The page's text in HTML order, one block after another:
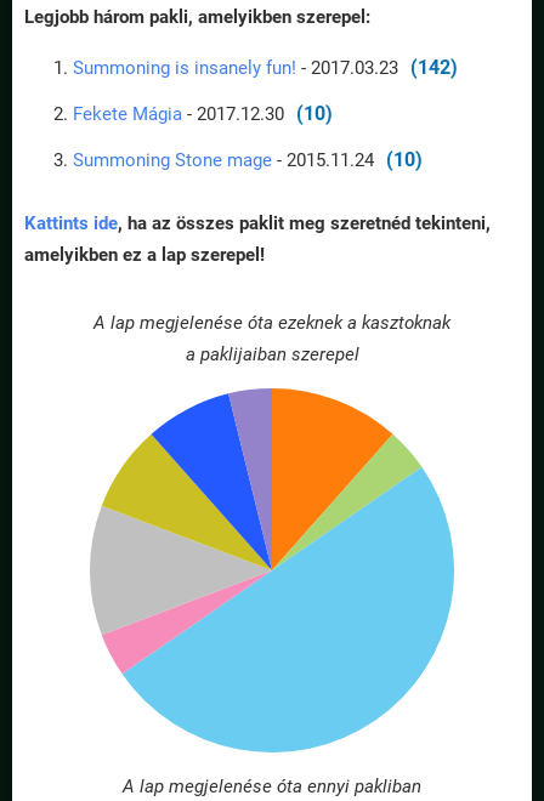
Legjobb három pakli, amelyikben szerepel:
Summoning is insanely fun! - 2017.03.23 (142)
Fekete Mágia - 2017.12.30 (10)
Summoning Stone mage - 2015.11.24 (10)
Kattints ide, ha az összes paklit meg szeretnéd tekinteni,
amelyikben ez a lap szerepel!
A lap megjelenése óta ezeknek a kasztoknak
a paklijaiban szerepel
A lap megjelenése óta ennyi pakliban